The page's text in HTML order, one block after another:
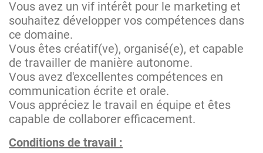
Vous avez un vif intérêt pour le marketing et
souhaitez développer vos compétences dans
ce domaine.
Vous êtes créatif(ve), organisé(e), et capable
de travailler de manière autonome.
Vous avez d'excellentes compétences en
communication écrite et orale.
Vous appréciez le travail en équipe et êtes
capable de collaborer efficacement.
Conditions de travail :